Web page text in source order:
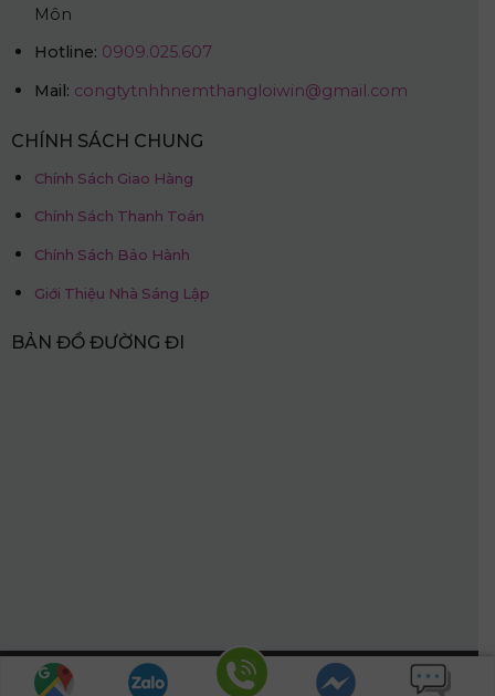
Môn
Hotline: 0909.025.607
Mail: congtytnhhnemthangloiwin@gmail.com
CHÍNH SÁCH CHUNG
Chính Sách Giao Hàng
Chính Sách Thanh Toán
Chính Sách Bảo Hành
Giới Thiệu Nhà Sáng Lập
BẢN ĐỒ ĐƯỜNG ĐI
Hotline: 0968.509.468